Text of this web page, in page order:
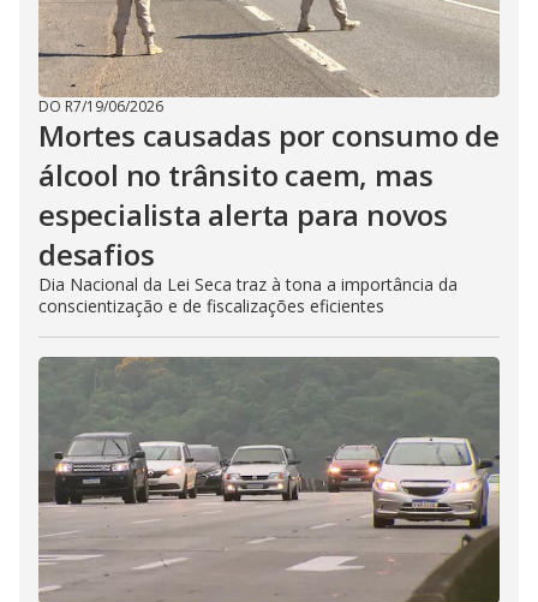
DO R7/19/06/2026
Mortes causadas por consumo de
álcool no trânsito caem, mas
especialista alerta para novos
desafios
Dia Nacional da Lei Seca traz à tona a importância da
conscientização e de fiscalizações eficientes